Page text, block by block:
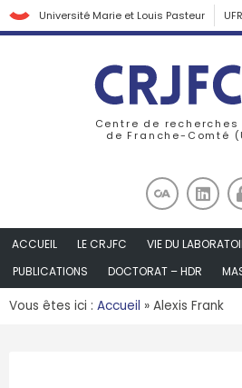
Université Marie et Louis Pasteur
Centre de
de Franche-Comté
ACCUEIL LE CRJFC VIE DU
PUBLICATIONS
DOCTORAT – HDR
Vous êtes ici : Accueil » Alexis Frank